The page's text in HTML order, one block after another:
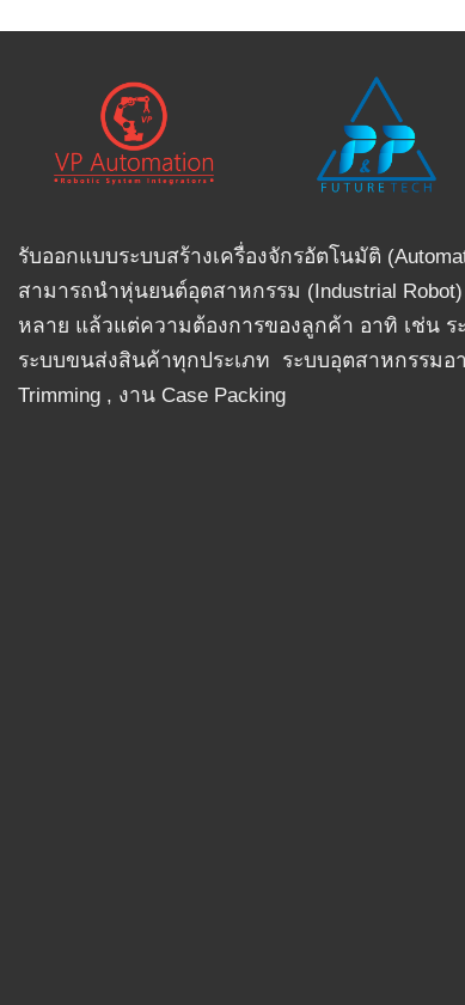
รับออกแบบระบบสร้างเครื่องจักรอัตโนมัติ
สามารถนำหุ่นยนต์อุตสาหกรรม (Industrial
หลาย แล้วแต่ความต้องการของลูกค้า อาทิ เช่น ร
ระบบขนส่งสินค้าทุกประเภท ระบบอุตสาหกรรมอ
Trimming , งาน Case Packing